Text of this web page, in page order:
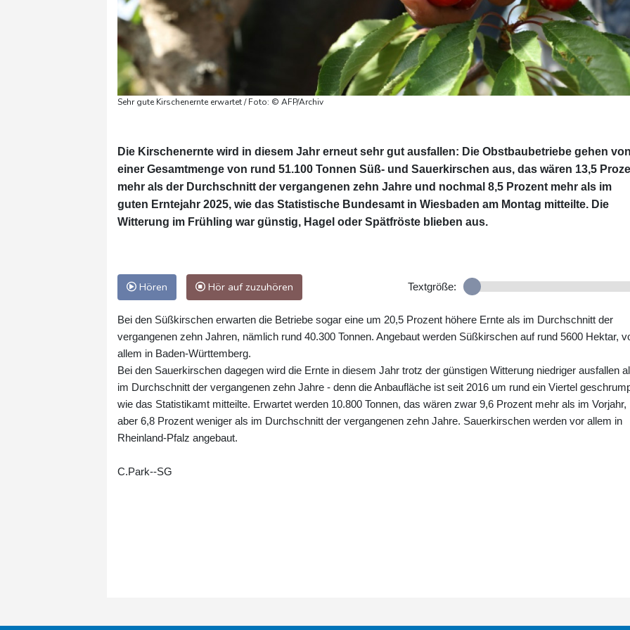
Sehr gute Kirschenernte erwartet / Foto: © AFP/Archiv
Die Kirschenernte wird in diesem Jahr erneut sehr gut ausfallen: Die Obstbaubetriebe gehen von
einer Gesamtmenge von rund 51.100 Tonnen Süß- und Sauerkirschen aus, das wären 13,5
mehr als der Durchschnitt der vergangenen zehn Jahre und nochmal 8,5 Prozent mehr als im
guten Erntejahr 2025, wie das Statistische Bundesamt in Wiesbaden am Montag mitteilte. Die
Witterung im Frühling war günstig, Hagel oder Spätfröste blieben aus.
Hören Hör auf zuzuhören Textgröße:
Bei den Süßkirschen erwarten die Betriebe sogar eine um 20,5 Prozent höhere Ernte als im Durchschnitt der
vergangenen zehn Jahren, nämlich rund 40.300 Tonnen. Angebaut werden Süßkirschen auf rund 5600 Hektar,
allem in Baden-Württemberg.
Bei den Sauerkirschen dagegen wird die Ernte in diesem Jahr trotz der günstigen Witterung niedriger ausfallen
im Durchschnitt der vergangenen zehn Jahre - denn die Anbaufläche ist seit 2016 um rund ein Viertel
wie das Statistikamt mitteilte. Erwartet werden 10.800 Tonnen, das wären zwar 9,6 Prozent mehr als im Vorjahr,
aber 6,8 Prozent weniger als im Durchschnitt der vergangenen zehn Jahre. Sauerkirschen werden vor allem in
Rheinland-Pfalz angebaut.
C.Park--SG